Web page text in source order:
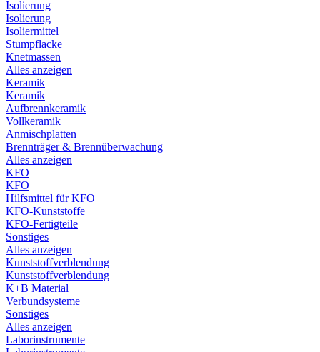
Isolierung
Isolierung
Isoliermittel
Stumpflacke
Knetmassen
Alles anzeigen
Keramik
Keramik
Aufbrennkeramik
Vollkeramik
Anmischplatten
Brennträger & Brennüberwachung
Alles anzeigen
KFO
KFO
Hilfsmittel für KFO
KFO-Kunststoffe
KFO-Fertigteile
Sonstiges
Alles anzeigen
Kunststoffverblendung
Kunststoffverblendung
K+B Material
Verbundsysteme
Sonstiges
Alles anzeigen
Laborinstrumente